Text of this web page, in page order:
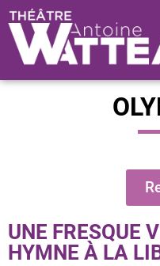
UNE FRESQUE
HYMNE À LA